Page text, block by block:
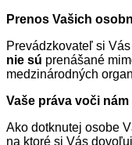
Prenos Vašich
Prevádzkovateľ si
nie sú prenášané
medzinárodných
Vaše práva voči
Ako dotknutej osobe
na ktoré si Vás